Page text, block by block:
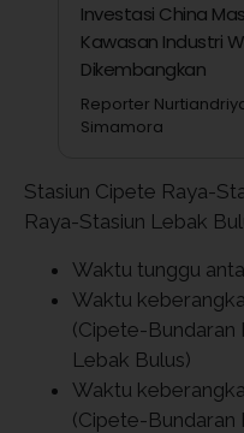
Investasi China
Kawasan Industri
Dikembangkan
Reporter
Simamora
Stasiun Cipete Raya-
Raya-Stasiun Lebak
Waktu tunggu
Waktu
(Cipete-Bundaran
Lebak Bulus)
Waktu
(Cipete-Bundaran